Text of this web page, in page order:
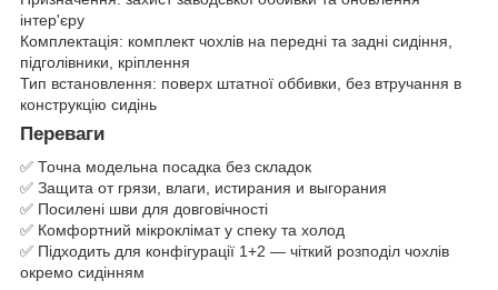
інтер'єру
Комплектація: комплект чохлів на передні та задні сидіння,
підголівники, кріплення
Тип встановлення: поверх штатної оббивки, без втручання в
конструкцію сидінь
Переваги
✅ Точна модельна посадка без складок
✅ Защита от грязи, влаги, истирания и выгорания
✅ Посилені шви для довговічності
✅ Комфортний мікроклімат у спеку та холод
✅ Підходить для конфігурації 1+2 — чіткий розподіл чохлів
окремо сидінням